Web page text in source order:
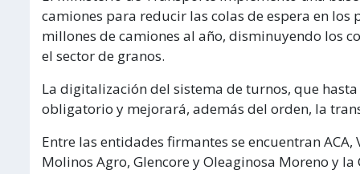
camiones para reducir las colas de espera en
millones de camiones al año, disminuyendo los
el sector de granos.
La digitalización del sistema de turnos, que
obligatorio y mejorará, además del orden, la
Entre las entidades firmantes se encuentran
Molinos Agro, Glencore y Oleaginosa Moreno y